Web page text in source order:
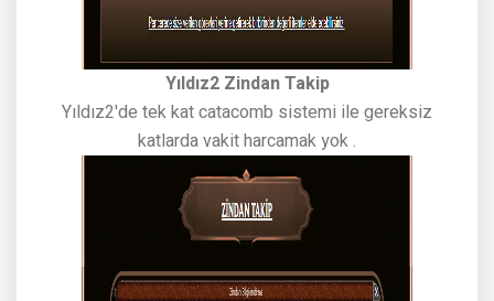
Yıldız2 Zindan Takip
Yıldız2'de tek kat catacomb sistemi ile gereksiz
katlarda vakit harcamak yok .